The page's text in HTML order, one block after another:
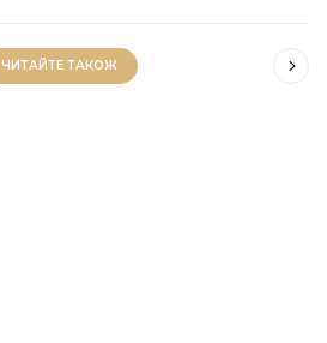
ЧИТАЙТЕ ТАКОЖ